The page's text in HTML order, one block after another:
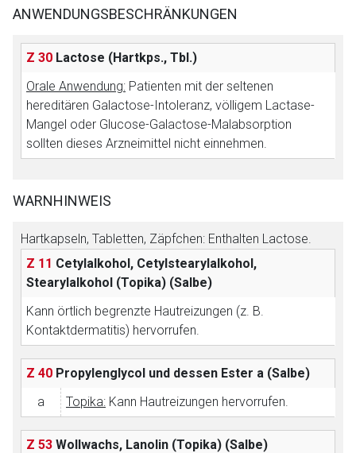
ANWENDUNGSBESCHRÄNKUNGEN
Z 30 Lactose (Hartkps., Tbl.)
Orale Anwendung: Patienten mit der seltenen
hereditären Galactose-Intoleranz, völligem Lactase-
Mangel oder Glucose-Galactose-Malabsorption
sollten dieses Arzneimittel nicht einnehmen.
WARNHINWEIS
Hartkapseln, Tabletten, Zäpfchen: Enthalten Lactose.
Z 11 Cetylalkohol, Cetylstearylalkohol,
Stearylalkohol (Topika) (Salbe)
Kann örtlich begrenzte Hautreizungen (z. B.
Kontaktdermatitis) hervorrufen.
Z 40 Propylenglycol und dessen Ester a (Salbe)
a
Topika: Kann Hautreizungen hervorrufen.
Z 53 Wollwachs, Lanolin (Topika) (Salbe)
Datenschutzbestimmungen.
Zurück zur rote-liste.de